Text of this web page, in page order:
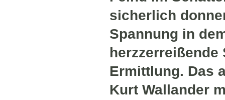
sicherlich
Spannung in
herzzerreißende
Ermittlung. Das
Kurt Wallander